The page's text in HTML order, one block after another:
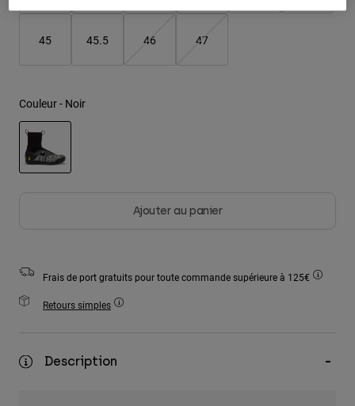
Stickers
Autres accessoires
Accessoires
Tous les accessoires
45 45.5 46 47
Couleur - Noir
Ajouter au panier
Frais de port gratuits pour toute commande supérieure à 125€
Retours simples
Description